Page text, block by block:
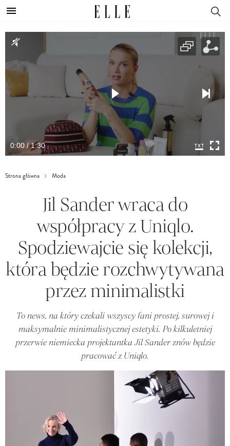
0:00 / 1:30
Strona główna Moda
Jil Sander wraca do
współpracy z Uniqlo.
Spodziewajcie się kolekcji,
która będzie rozchwytywana
przez minimalistki
To news, na który czekali wszyscy fani prostej, surowej i
maksymalnie minimalistycznej estetyki. Po kilkuletniej
przerwie niemiecka projektantka Jil Sander znów będzie
pracować z Uniqlo.